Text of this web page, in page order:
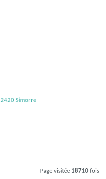
Simorre
Page visitée 18710 fois